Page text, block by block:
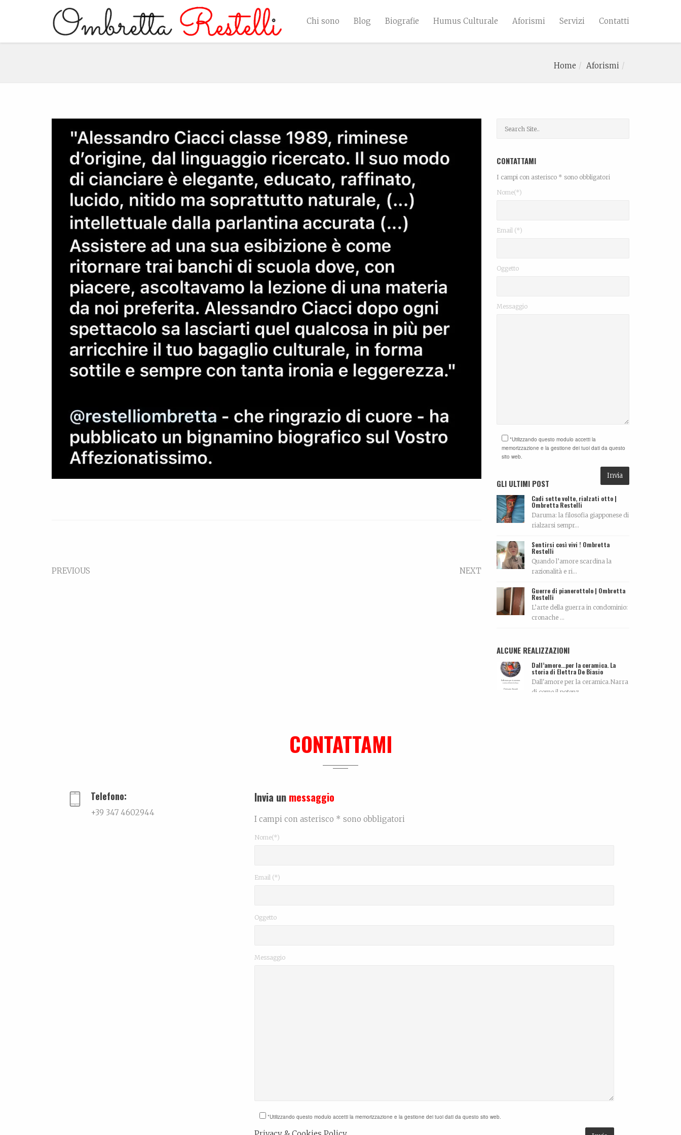
Chi sono Blog Biografie Humus Culturale Aforismi Servizi Contatti
Home Aforismi
PREVIOUS NEXT
CONTATTAMI
I campi con asterisco * sono obbligatori
Nome(*)
Email (*)
Oggetto
Messaggio
*Utilizzando questo modulo accetti la
memorizzazione e la gestione dei tuoi dati da questo
sito web.
GLI ULTIMI POST
Cadi sette volte, rialzati otto |
Ombretta Restelli
Daruma: la filosofia giapponese di
rialzarsi sempr...
Sentirsi così vivi ! Ombretta
Restelli
Quando l’amore scardina la
razionalità e ri...
Guerre di pianerottolo | Ombretta
Restelli
L’arte della guerra in condominio:
cronache ...
ALCUNE REALIZZAZIONI
Dall’amore…per la ceramica. La
storia di Elettra De Biasio
Dall'amore per la ceramica.Narra
di come il potenz...
CONTATTAMI
Telefono:
+39 347 4602944
Invia un messaggio
I campi con asterisco * sono obbligatori
Nome(*)
Email (*)
Oggetto
Messaggio
*Utilizzando questo modulo accetti la memorizzazione e la gestione dei tuoi dati da questo sito web.